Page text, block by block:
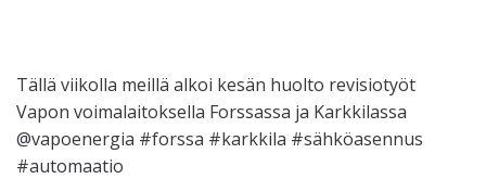
Tällä viikolla meillä alkoi kesän huolto revisiotyöt
Vapon voimalaitoksella Forssassa ja Karkkilassa
@vapoenergia #forssa #karkkila #sähköasennus
#automaatio